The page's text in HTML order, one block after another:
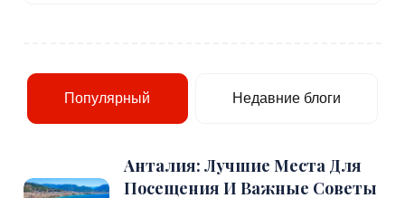
Популярный Недавние блоги
Анталия: Лучшие Места Для
Посещения И Важные Советы